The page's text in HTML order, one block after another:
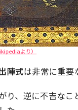
より）
陣式は非常に重要
り、逆に不吉なこ